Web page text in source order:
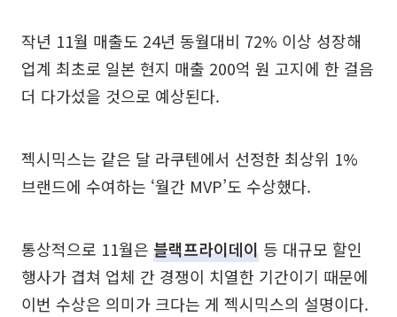
작년 11월 매출도 24년 동월대비 72% 이상 성장해
업계 최초로 일본 현지 매출 200억 원 고지에 한 걸음
더 다가섰을 것으로 예상된다.
젝시믹스는 같은 달 라쿠텐에서 선정한 최상위 1%
브랜드에 수여하는 ‘월간 MVP’도 수상했다.
통상적으로 11월은 블랙프라이데이 등 대규모 할인
행사가 겹쳐 업체 간 경쟁이 치열한 기간이기 때문에
이번 수상은 의미가 크다는 게 젝시믹스의 설명이다.